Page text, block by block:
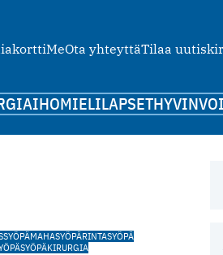
MeOta yhteyttäTilaa
IHOMIELILAPSET
MAHASYÖPÄRINTASYÖPÄ
SYÖPÄKIRURGIA